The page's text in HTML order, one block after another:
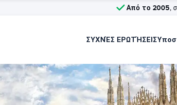
Από το 2005,
ΣΥΧΝΈΣ ΕΡΩΤΉΣΕΙΣ